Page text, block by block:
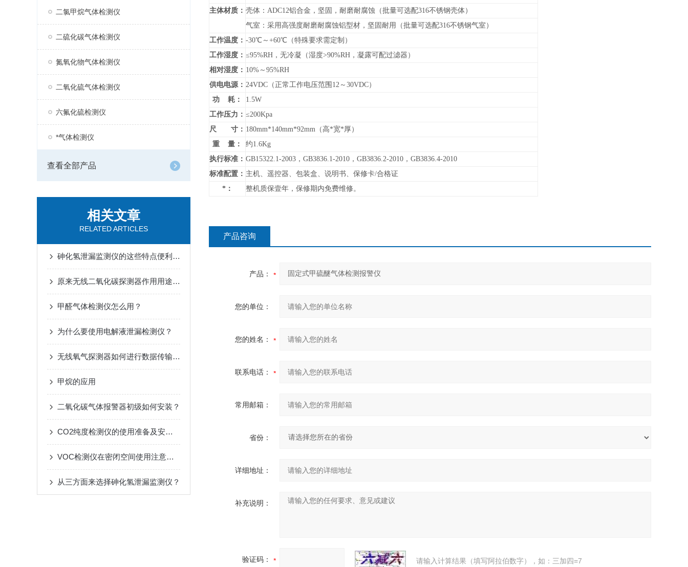
二氯甲烷气体检测仪
二硫化碳气体检测仪
氮氧化物气体检测仪
二氧化硫气体检测仪
六氟化硫检测仪
*气体检测仪
查看全部产品
相关文章
RELATED ARTICLES
砷化氢泄漏监测仪的这些特点便利了多种行业
原来无线二氧化碳探测器作用用途这么广泛
甲醛气体检测仪怎么用？
为什么要使用电解液泄漏检测仪？
无线氧气探测器如何进行数据传输和监测？
甲烷的应用
二氧化碳气体报警器初级如何安装？
CO2纯度检测仪的使用准备及安全注意事项
VOC检测仪在密闭空间使用注意事项
从三方面来选择砷化氢泄漏监测仪？
主体材质： 壳体：ADC12铝合金，坚固，耐磨耐腐蚀（批量可选配316不锈钢壳体）
气室：采用高强度耐磨耐腐蚀铝型材，坚固耐用（批量可选配316不锈钢气室）
工作温度： -30℃～+60℃（特殊要求需定制）
工作湿度： ≤95%RH，无冷凝（湿度>90%RH，凝露可配过滤器）
相对湿度： 10%～95%RH
供电电源： 24VDC（正常工作电压范围12～30VDC）
功 耗：
1.5W
工作压力： ≤200Kpa
尺 寸： 180mm*140mm*92mm（高*宽*厚）
重 量：
约1.6Kg
执行标准： GB15322.1-2003，GB3836.1-2010，GB3836.2-2010，GB3836.4-2010
标准配置： 主机、遥控器、包装盒、说明书、保修卡/合格证
*：
整机质保壹年，保修期内免费维修。
产品咨询
产品：
您的单位：
您的姓名：
联系电话：
常用邮箱：
省份：
详细地址：
补充说明：
验证码： 请输入计算结果（填写阿拉伯数字），如：三加四=7